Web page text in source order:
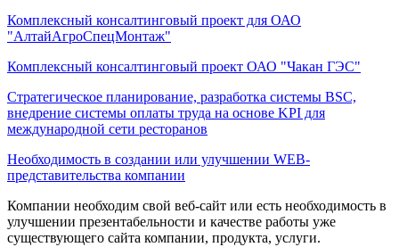
Комплексный консалтинговый проект для ОАО
"АлтайАгроСпецМонтаж"
Комплексный консалтинговый проект ОАО "Чакан ГЭС"
Стратегическое планирование, разработка системы BSC,
внедрение системы оплаты труда на основе KPI для
международной сети ресторанов
Необходимость в создании или улучшении WEB-
представительства компании
Компании необходим свой веб-сайт или есть необходимость в
улучшении презентабельности и качестве работы уже
существующего сайта компании, продукта, услуги.